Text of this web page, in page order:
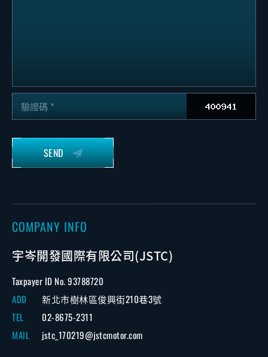
驗證碼
COMPANY INFO
宇岑開發國際有限公司(JSTC)
Taxpayer ID No. 93788720
ADD
新北市樹林區俊興街210巷3號
TEL
02-8675-2311
MAIL
jstc_170219@jstcmotor.com